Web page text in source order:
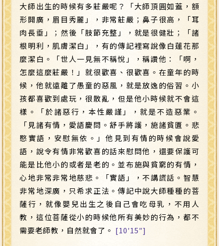
大師出生的時候有多莊嚴呢？「大師頂圓如蓋，額
形開廣，眉目秀麗」，非常莊嚴；鼻子很高，「耳
肉長垂」；然後「肢節充整」，就是很健壯；「諸
根明利，肌膚潔白」，有的傳記裡寫說像白蓮花那
麼潔白。「世人一見無不稱悅」，稱讚他：「啊，
怎麼這麼莊嚴！」就很歡喜、很歡喜。在童年的時
候，他就遠離了愚童的惡風，就是放逸的俗習。小
孩都喜歡到處玩，很散亂，但是他小時候就不會這
樣。「於諸惡行，本性嚴謹」，就是不造惡業。
「見諸有情，愛語慶問。舒手將護，施諸貧匱。悲
愍實語，安慰無依。」他見到有情的時候會說愛
語，說令有情非常歡喜的話來慰問他，還要保護可
能是比他小的或者是老的。並布施與貧窮的有情，
心地非常非常地慈悲。「實語」，不講謊話。智慧
非常地深廣，只希求正法。傳記中說大師種種的菩
薩行，就像嬰兒出生之後自己會吃母乳，不用人
教，這位菩薩從小的時候他所有美妙的行為，都不
需要老師教，自然就會了。 [10′15″]